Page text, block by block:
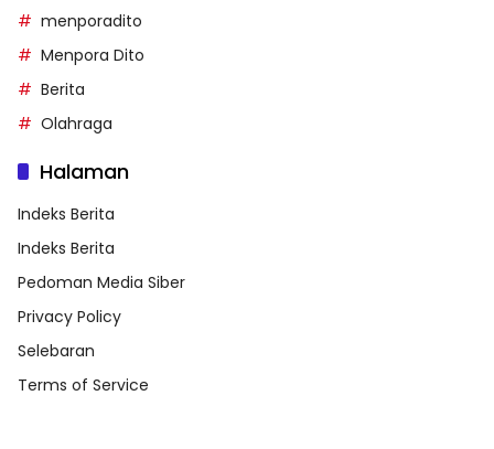
menporadito
Menpora Dito
Berita
Olahraga
Halaman
Indeks Berita
Indeks Berita
Pedoman Media Siber
Privacy Policy
Selebaran
Terms of Service